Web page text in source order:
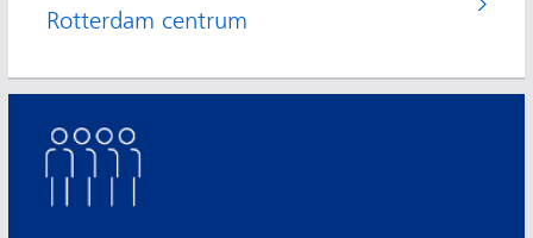
Rotterdam centrum